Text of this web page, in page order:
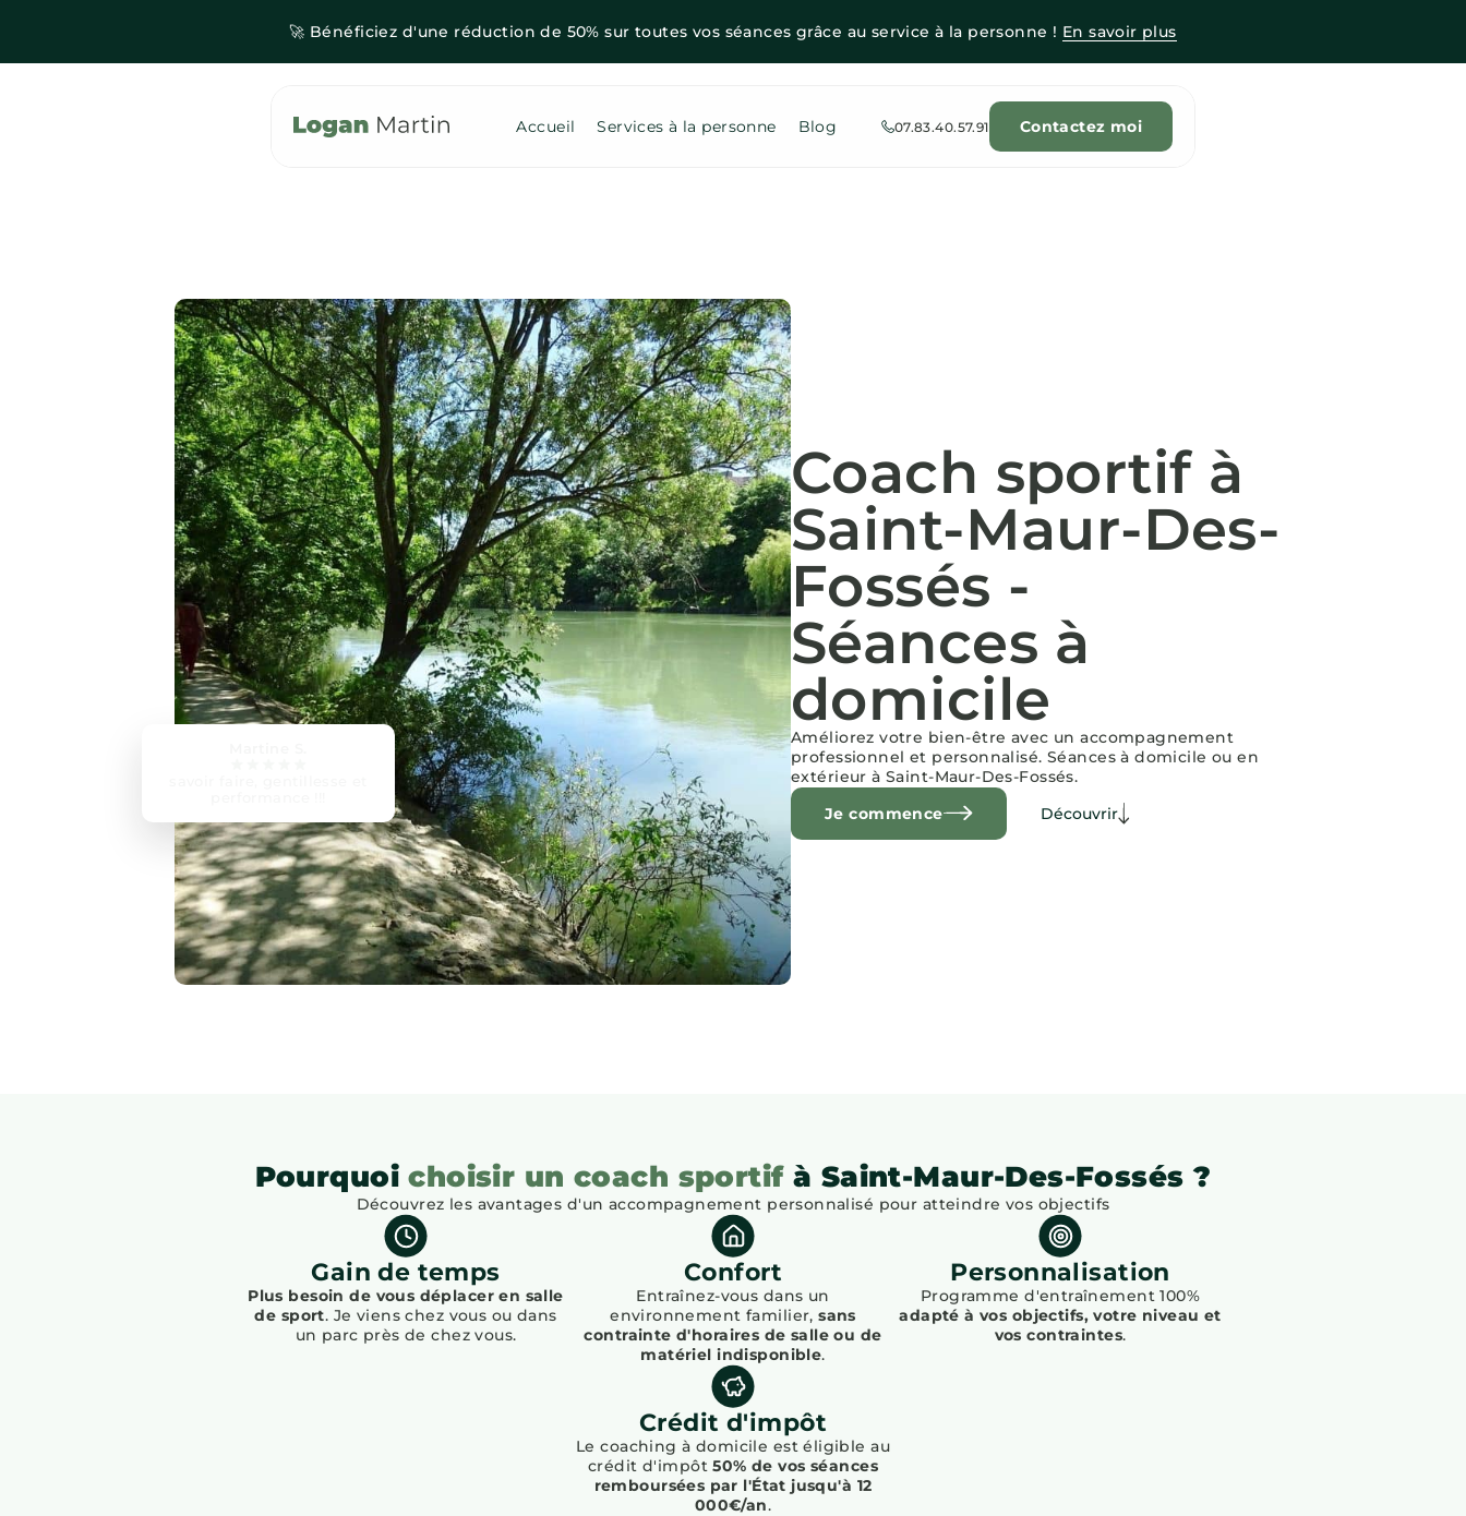
🚀 Bénéficiez d'une réduction de 50% sur toutes vos séances grâce au service à la personne ! En savoir plus
Accueil Services à la personne Blog 07.83.40.57.91 Contactez moi
Coach sportif à
Saint-Maur-Des-
Fossés -
Séances à
domicile
Améliorez votre bien-être avec un accompagnement
professionnel et personnalisé. Séances à domicile ou en
extérieur à Saint-Maur-Des-Fossés.
Je commence
Découvrir
Pourquoichoisir un coach sportifà Saint-Maur-Des-Fossés ?
Découvrez les avantages d'un accompagnement personnalisé pour atteindre vos objectifs
Gain de temps
Plus besoin de vous déplacer en salle
de sport. Je viens chez vous ou dans
un parc près de chez vous.
Confort
Entraînez-vous dans un
environnement familier,sans
contrainte d'horaires de salle ou de
matériel indisponible.
Personnalisation
Programme d'entraînement 100%
adapté à vos objectifs, votre niveau et
vos contraintes.
Crédit d'impôt
Le coaching à domicile est éligible au
crédit d'impôt50% de vos séances
remboursées par l'État jusqu'à 12
000€/an.